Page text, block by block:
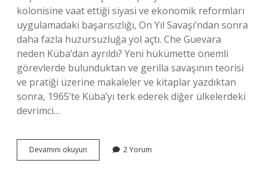
kolonisine vaat ettiği siyasi ve ekonomik reformları
uygulamadaki başarısızlığı, On Yıl Savaşı’ndan sonra
daha fazla huzursuzluğa yol açtı. Che Guevara
neden Küba’dan ayrıldı? Yeni hükümette önemli
görevlerde bulunduktan ve gerilla savaşının teorisi
ve pratiği üzerine makaleler ve kitaplar yazdıktan
sonra, 1965’te Küba’yı terk ederek diğer ülkelerdeki
devrimci…
Devamını okuyun
Daki
2 Yorum